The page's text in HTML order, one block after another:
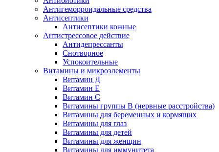
Антигеморроидальные средства
Антисептики
Антисептики кожные
Антистрессовое действие
Антидепрессанты
Снотворное
Успокоительные
Витамины и микроэлементы
Витамин Д
Витамин Е
Витамин С
Витамины группы В (нервные расстройства)
Витамины для беременных и кормящих
Витамины для глаз
Витамины для детей
Витамины для женщин
Витамины для иммунитета